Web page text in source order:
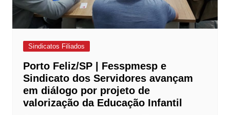
Sindicatos Filiados
Porto Feliz/SP | Fesspmesp e
Sindicato dos Servidores avançam
em diálogo por projeto de
valorização da Educação Infantil